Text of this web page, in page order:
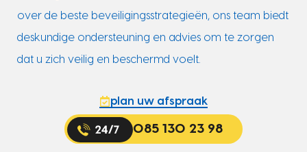
over de beste beveiligingsstrategieën, ons team biedt
deskundige ondersteuning en advies om te zorgen
dat u zich veilig en beschermd voelt.
plan uw afspraak
085 130 23 98